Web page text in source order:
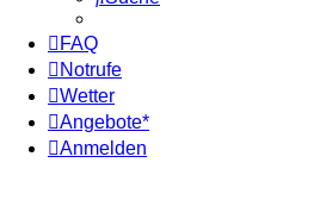
FAQ
Notrufe
Wetter
Angebote*
Anmelden